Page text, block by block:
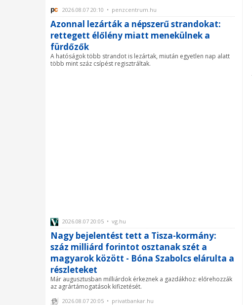
2026.08.07 20:10 • penzcentrum.hu
Azonnal lezárták a népszerű strandokat:
rettegett élőlény miatt menekülnek a
fürdőzők
A hatóságok több strandot is lezártak, miután egyetlen nap alatt
több mint száz csípést regisztráltak.
2026.08.07 20:05 • vg.hu
Nagy bejelentést tett a Tisza-kormány:
száz milliárd forintot osztanak szét a
magyarok között - Bóna Szabolcs elárulta a
részleteket
Már augusztusban milliárdok érkeznek a gazdákhoz: előrehozzák
az agrártámogatások kifizetését.
2026.08.07 20:05 • privatbankar.hu